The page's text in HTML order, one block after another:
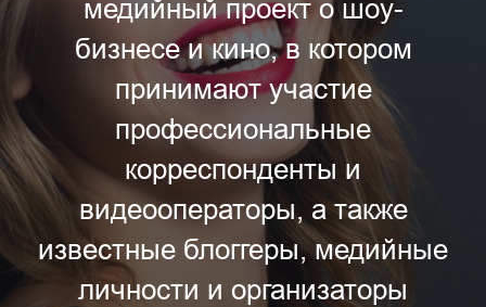
медийный проект о шоу-
бизнесе и кино, в котором
принимают участие
профессиональные
корреспонденты и
видеооператоры, а также
известные блоггеры, медийные
личности и организаторы